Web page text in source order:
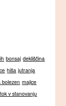
bonsaj dekliščina
hiša jutranja
bolezen majice
v stanovanju